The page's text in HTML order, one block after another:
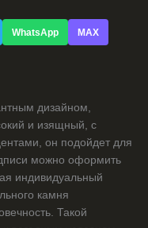
WhatsApp MAX
дизайном,
и изящный, с
он подойдет для
можно оформить
индивидуальный
камня
Такой